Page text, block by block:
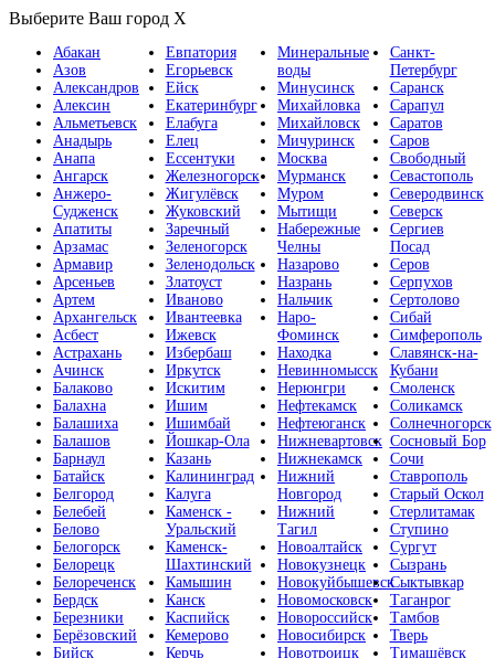
Выберите Ваш город X
Абакан
Азов
Александров
Алексин
Альметьевск
Анадырь
Анапа
Ангарск
Анжеро-
Судженск
Апатиты
Арзамас
Армавир
Арсеньев
Артем
Архангельск
Асбест
Астрахань
Ачинск
Балаково
Балахна
Балашиха
Балашов
Барнаул
Батайск
Белгород
Белебей
Белово
Белогорск
Белорецк
Белореченск
Бердск
Березники
Берёзовский
Бийск
Евпатория
Егорьевск
Ейск
Екатеринбург
Елабуга
Елец
Ессентуки
Железногорск
Жигулёвск
Жуковский
Заречный
Зеленогорск
Зеленодольск
Златоуст
Иваново
Ивантеевка
Ижевск
Избербаш
Иркутск
Искитим
Ишим
Ишимбай
Йошкар-Ола
Казань
Калининград
Калуга
Каменск -
Уральский
Каменск-
Шахтинский
Камышин
Канск
Каспийск
Кемерово
Керчь
Минеральные
воды
Минусинск
Михайловка
Михайловск
Мичуринск
Москва
Мурманск
Муром
Мытищи
Набережные
Челны
Назарово
Назрань
Нальчик
Наро-
Фоминск
Находка
Невинномысск
Нерюнгри
Нефтекамск
Нефтеюганск
Нижневартовск
Нижнекамск
Нижний
Новгород
Нижний
Тагил
Новоалтайск
Новокузнецк
Новокуйбышевск
Новомосковск
Новороссийск
Новосибирск
Новотроицк
Санкт-
Петербург
Саранск
Сарапул
Саратов
Саров
Свободный
Севастополь
Северодвинск
Северск
Сергиев
Посад
Серов
Серпухов
Сертолово
Сибай
Симферополь
Славянск-на-
Кубани
Смоленск
Соликамск
Солнечногорск
Сосновый Бор
Сочи
Ставрополь
Старый Оскол
Стерлитамак
Ступино
Сургут
Сызрань
Сыктывкар
Таганрог
Тамбов
Тверь
Тимашёвск